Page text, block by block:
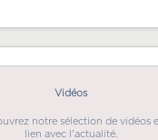
Vidéos
notre sélection de vidéos
lien avec l'actualité.